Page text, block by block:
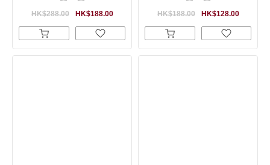
HK$188.00
HK$288.00 HK$128.00
HK$188.00